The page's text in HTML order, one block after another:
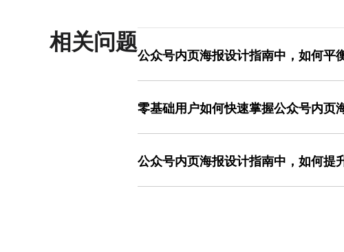
相关问题
公众号内页海报设计指南中，如何平
号、颜色区分层次，主标题用大字号+对比色，
又避免视觉混乱。使用美图设计室时，可直接选
零基础用户如何快速掌握公众号内页
（营造高级感）。若缺乏配色经验，可使用美图
公众号内页海报设计指南中，如何提